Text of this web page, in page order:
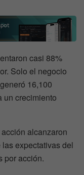
casi 88%
Solo el negocio
16,100
un crecimiento
alcanzaron
expectativas del
por acción.